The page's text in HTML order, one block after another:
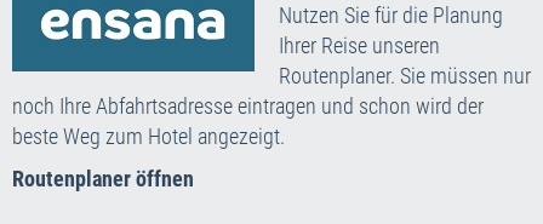
Nutzen Sie für die Planung
Ihrer Reise unseren
Routenplaner. Sie müssen nur
noch Ihre Abfahrtsadresse eintragen und schon wird der
beste Weg zum Hotel angezeigt.
Routenplaner öffnen